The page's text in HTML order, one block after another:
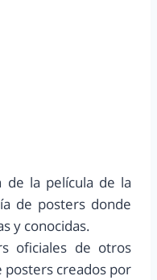
de la película de la
de posters donde
y conocidas.
oficiales de otros
posters creados por